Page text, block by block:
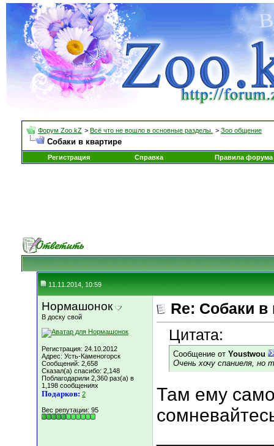
Форум Zoo.kZ > Всё что не вошло в основные разделы. > Зоо общение
Собаки в квартире
Регистрация Справка Правила форума
11.11.2014, 10:59
Нормашонок
В доску свой
Регистрация: 24.10.2012
Адрес: Усть-Каменогорск
Сообщений: 2,658
Сказал(а) спасибо: 2,148
Поблагодарили 2,360 раз(а) в
1,198 сообщениях
Подарков: 2
Вес репутации: 95
Re: Собаки в
Цитата:
Сообщение от Youstwou
Очень хочу спаниеля, но
Там ему